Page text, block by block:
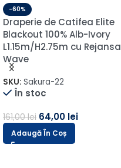
-60%
Draperie de Catifea Elite
Blackout 100% Alb-Ivory
L1.15m/H2.75m cu Rejansa
Wave
SKU: Sakura-22
În stoc
161,00lei 64,00 lei
Adaugă În Coș